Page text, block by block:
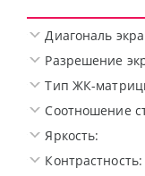
Диагональ
Разрешение
Тип ЖК-
Соотношение
Яркость:
Контрастность: